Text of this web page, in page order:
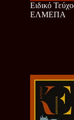
Ειδικό
ΕΛΜΕΠΑ